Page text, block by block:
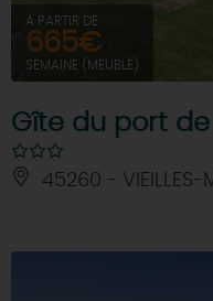
À PARTIR DE
665€
SEMAINE (MEUBLÉ)
Gîte du port
45260 - VIEILLES-